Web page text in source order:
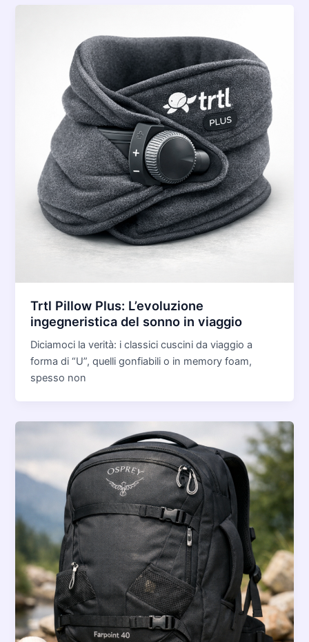
Trtl Pillow Plus: L’evoluzione
ingegneristica del sonno in viaggio
Diciamoci la verità: i classici cuscini da viaggio a
forma di “U”, quelli gonfiabili o in memory foam,
spesso non